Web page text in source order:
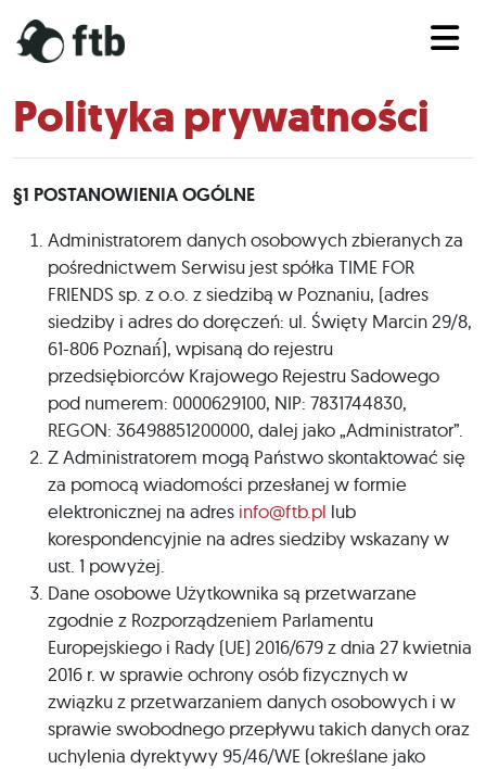
Polityka prywatności
§1 POSTANOWIENIA OGÓLNE
Administratorem danych osobowych zbieranych za
pośrednictwem Serwisu jest spółka TIME FOR
FRIENDS sp. z o.o. z siedzibą w Poznaniu, (adres
siedziby i adres do doręczeń: ul. Święty Marcin 29/8,
61-806 Poznań́), wpisaną do rejestru
przedsiębiorców Krajowego Rejestru Sadowego
pod numerem: 0000629100, NIP: 7831744830,
REGON: 36498851200000, dalej jako „Administrator”.
Z Administratorem mogą Państwo skontaktować się
za pomocą wiadomości przesłanej w formie
elektronicznej na adres info@ftb.pl lub
korespondencyjnie na adres siedziby wskazany w
ust. 1 powyżej.
Dane osobowe Użytkownika są przetwarzane
zgodnie z Rozporządzeniem Parlamentu
Europejskiego i Rady (UE) 2016/679 z dnia 27 kwietnia
2016 r. w sprawie ochrony osób fizycznych w
związku z przetwarzaniem danych osobowych i w
sprawie swobodnego przepływu takich danych oraz
uchylenia dyrektywy 95/46/WE (określane jako